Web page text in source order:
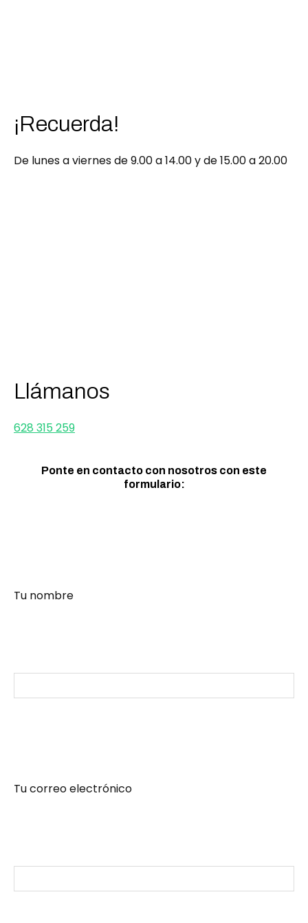
¡Recuerda!
De lunes a viernes de 9.00 a 14.00 y de 15.00 a 20.00
Llámanos
628 315 259
Ponte en contacto con nosotros con este
formulario:
Tu nombre
Tu correo electrónico